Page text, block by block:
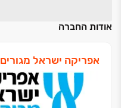
אודות החברה
אפריקה ישראל מגורים